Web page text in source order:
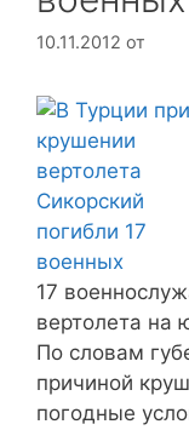
10.11.2012 от
17
вертолета на
По словам
причиной
погодные